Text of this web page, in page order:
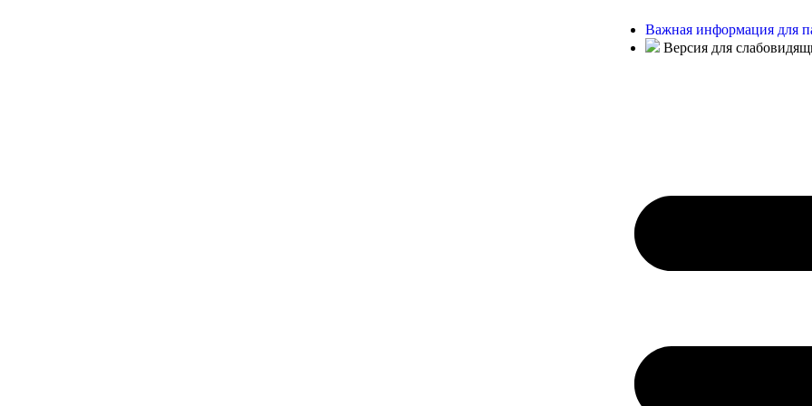
Важная информация для
Версия для